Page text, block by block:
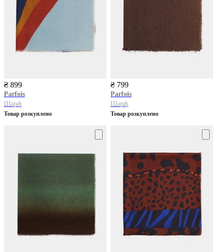
₴ 899
Parfois
Шарф
Товар розкуплено
₴ 799
Parfois
Шарф
Товар розкуплено